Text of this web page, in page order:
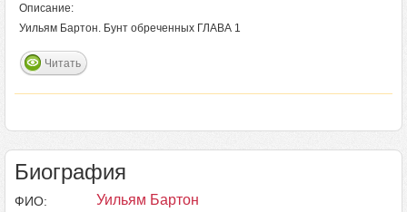
Описание:
Уильям Бартон. Бунт обреченных ГЛАВА 1
Читать
Биография
ФИО: Уильям Бартон